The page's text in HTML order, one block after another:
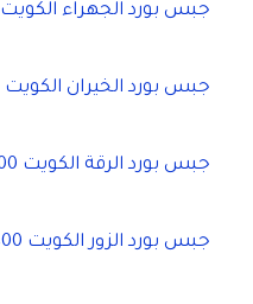
جبس بورد الجهراء الكويت
جبس بورد الخيران الكويت 51489400
جبس بورد الرقة الكويت 51489400
جبس بورد الزور الكويت 51489400